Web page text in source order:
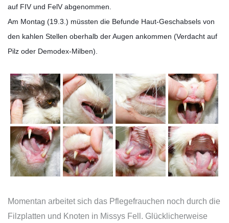
auf FIV und FelV abgenommen.
Am Montag (19.3.) müssten die Befunde Haut-Geschabsels von
den kahlen Stellen oberhalb der Augen ankommen (Verdacht auf
Pilz oder Demodex-Milben).
Momentan arbeitet sich das Pflegefrauchen noch durch die
Filzplatten und Knoten in Missys Fell. Glücklicherweise